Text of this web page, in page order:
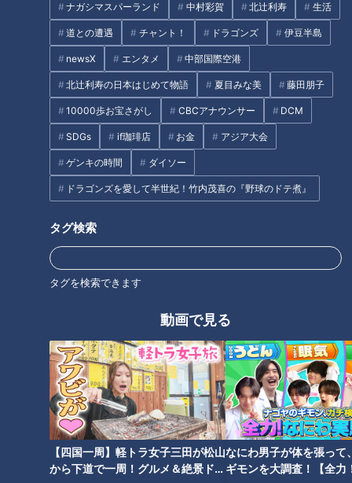
ナガシマスパーランド 中村彩賀 北辻利寿 生活
道との遭遇 チャント！ ドラゴンズ 伊豆半島
newsX エンタメ 中部国際空港
北辻利寿の日本はじめて物語 夏目みな美 藤田朋子
10000歩お宝さがし CBCアナウンサー DCM
SDGs if珈琲店 お金 アジア大会
ゲンキの時間 ダイソー
ドラゴンズを愛して半世紀！竹内茂喜の『野球のドテ煮』
タグ検索
タグを検索できます
動画で見る
【四国一周】軽トラ女子三田が松山
から下道で一周！グルメ＆絶景ドラ
なにわ男子が体を張って
ギモンを大調査！【全力
フランス人は菓子店「シャトレ
ーゼ」の店名に顔を赤らめる？
まるでウォータースライダー！
近鉄特急「ひのとり」展望席最
前列を初体験
「糖尿病」夏の食生活に注
いるサインは？糖尿病の予防・
「奥琵琶湖パークウェイ」がで
ー選考で重視するところ
タグ
newsX
オススメ関連コンテンツ